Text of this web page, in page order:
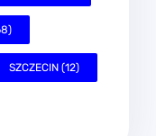
SZCZECIN (12)